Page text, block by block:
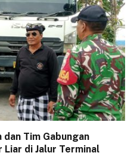
dan Tim Gabungan
di Jalur Terminal